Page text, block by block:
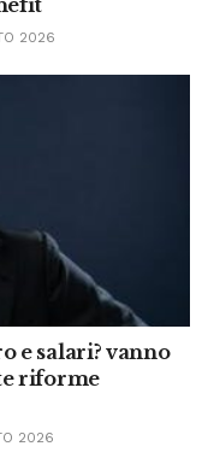
2026
e salari? vanno
riforme
2026